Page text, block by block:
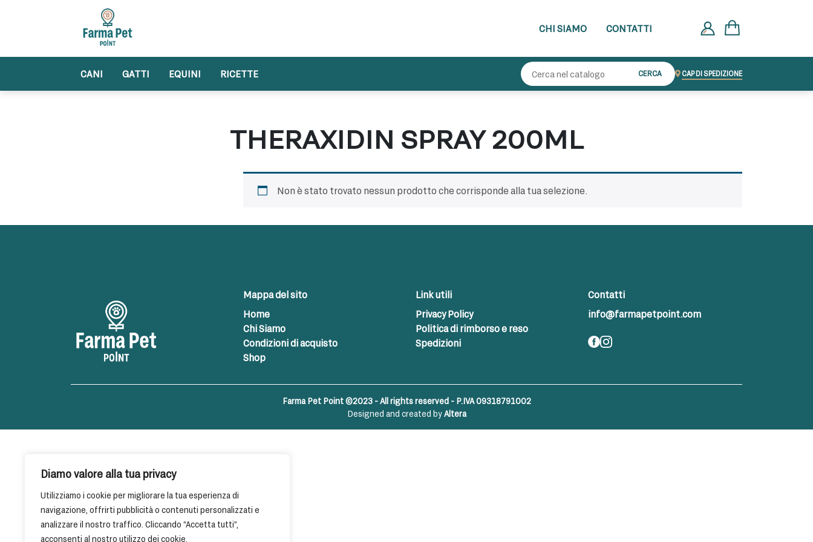
Diamo valore alla tua privacy
Utilizziamo i cookie per migliorare la tua esperienza di
navigazione, offrirti pubblicità o contenuti personalizzati e
analizzare il nostro traffico. Cliccando “Accetta tutti”,
acconsenti al nostro utilizzo dei cookie.
CHI SIAMO CONTATTI
CANI GATTI EQUINI RICETTE CERCA CAP DI SPEDIZIONE
THERAXIDIN SPRAY 200ML
Non è stato trovato nessun prodotto che corrisponde alla tua selezione.
Mappa del sito
Home
Chi Siamo
Condizioni di acquisto
Shop
Link utili
Privacy Policy
Politica di rimborso e reso
Spedizioni
Contatti
info@farmapetpoint.com
Farma Pet Point ©2023 - All rights reserved - P.IVA 09318791002
Designed and created byAltera